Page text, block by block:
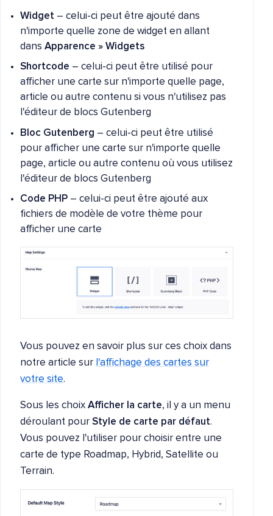
Widget – celui-ci peut être ajouté dans
n'importe quelle zone de widget en allant
dans Apparence » Widgets
Shortcode – celui-ci peut être utilisé pour
afficher une carte sur n'importe quelle page,
article ou autre contenu si vous n'utilisez pas
l'éditeur de blocs Gutenberg
Bloc Gutenberg – celui-ci peut être utilisé
pour afficher une carte sur n'importe quelle
page, article ou autre contenu où vous utilisez
l'éditeur de blocs Gutenberg
Code PHP – celui-ci peut être ajouté aux
fichiers de modèle de votre thème pour
afficher une carte
Vous pouvez en savoir plus sur ces choix dans
notre article sur l'affichage des cartes sur
votre site.
Sous les choix Afficher la carte, il y a un menu
déroulant pour Style de carte par défaut.
Vous pouvez l'utiliser pour choisir entre une
carte de type Roadmap, Hybrid, Satellite ou
Terrain.